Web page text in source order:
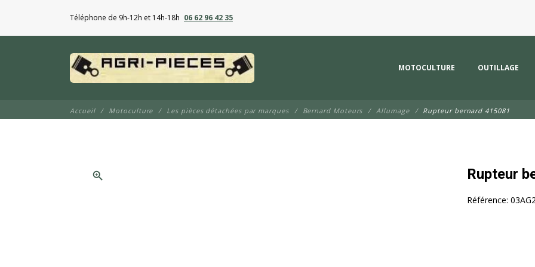
Téléphone de 9h-12h et 14h-18h 06 62 96 42 35
MOTOCULTURE OUTILLAGE
Accueil Motoculture Les pièces détachées par marques Bernard Moteurs Allumage Rupteur bernard 415081
zoom_in Rupteur
Référence: